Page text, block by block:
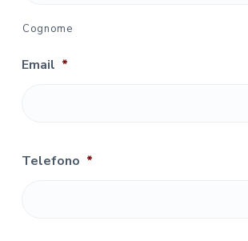
Cognome
Email *
Telefono *